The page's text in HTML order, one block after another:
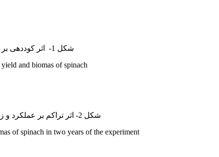
شکل 1- اثر کوددهی بر عملکرد و زیست‌توده اسفناج.
and biomas of spinach.
شکل 2- اثر تراکم بر عملکرد و زیست‌توده اسفناج در دو سال آزمایش.
of spinach in two years of the experiment.